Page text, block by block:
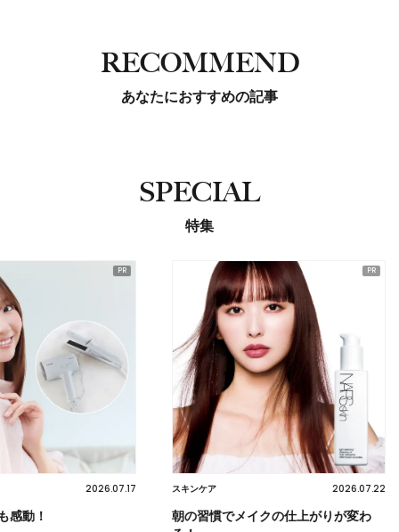
RECOMMEND
あなたにおすすめの記事
SPECIAL
特集
スキンケア
朝の習慣でメイクの仕上がりが変わ
メイク
乳液発想